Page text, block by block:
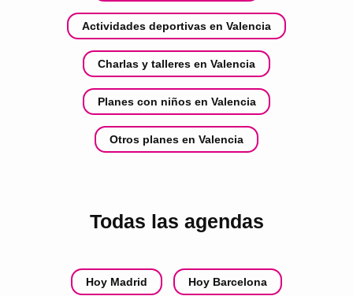
Actividades deportivas en Valencia
Charlas y talleres en Valencia
Planes con niños en Valencia
Otros planes en Valencia
Todas las agendas
Hoy Madrid Hoy Barcelona